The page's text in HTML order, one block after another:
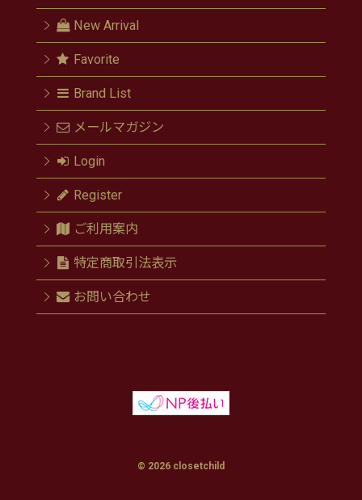
New Arrival
Favorite
Brand List
メールマガジン
Login
Register
ご利用案内
特定商取引法表示
お問い合わせ
© 2026 closetchild